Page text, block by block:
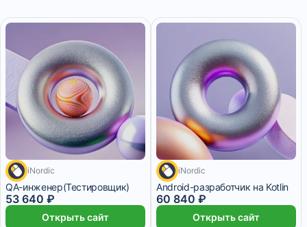
4 967 ₽/мес
iNordic
QA-инженер(Тестировщик)
53 640 ₽
Открыть сайт
5 634 ₽/мес
iNordic
Android-разработчик на Kotlin
60 840 ₽
Открыть сайт